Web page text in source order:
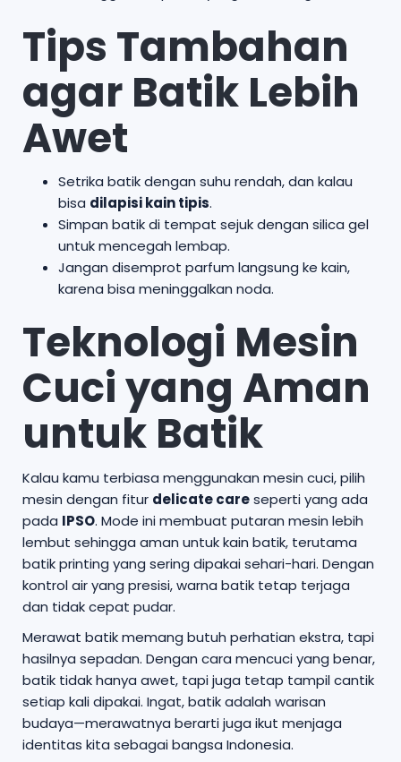
Tips Tambahan
agar Batik Lebih
Awet
Setrika batik dengan suhu rendah, dan kalau
bisa dilapisi kain tipis.
Simpan batik di tempat sejuk dengan silica gel
untuk mencegah lembap.
Jangan disemprot parfum langsung ke kain,
karena bisa meninggalkan noda.
Teknologi Mesin
Cuci yang Aman
untuk Batik
Kalau kamu terbiasa menggunakan mesin cuci, pilih
mesin dengan fitur delicate careseperti yang ada
pada IPSO. Mode ini membuat putaran mesin lebih
lembut sehingga aman untuk kain batik, terutama
batik printing yang sering dipakai sehari-hari. Dengan
kontrol air yang presisi, warna batik tetap terjaga
dan tidak cepat pudar.
Merawat batik memang butuh perhatian ekstra, tapi
hasilnya sepadan. Dengan cara mencuci yang benar,
batik tidak hanya awet, tapi juga tetap tampil cantik
setiap kali dipakai. Ingat, batik adalah warisan
budaya—merawatnya berarti juga ikut menjaga
identitas kita sebagai bangsa Indonesia.